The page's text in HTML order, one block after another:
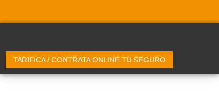
TARIFICA / CONTRATA ONLINE TU SEGURO